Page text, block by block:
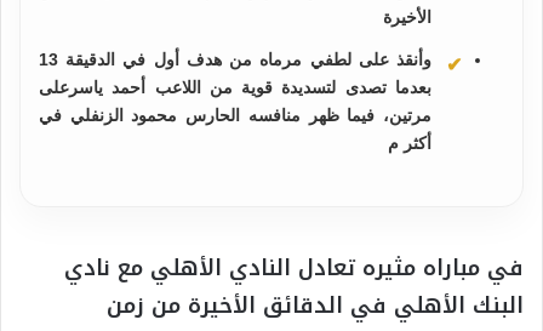
الأخيرة
وأنقذ على لطفي مرماه من هدف أول في الدقيقة 13
بعدما تصدى لتسديدة قوية من اللاعب أحمد ياسرعلى
مرتين، فيما ظهر منافسه الحارس محمود الزنفلي في
أكثر م
في مباراه مثيره تعادل النادي الأهلي مع نادي
البنك الأهلي في الدقائق الأخيرة من زمن